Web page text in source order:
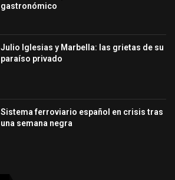
gastronómico
Julio Iglesias y Marbella: las grietas de su
paraíso privado
Sistema ferroviario español en crisis tras
una semana negra